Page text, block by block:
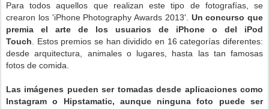
Para todos aquellos que realizan este tipo de fotografías, se
crearon los 'iPhone Photography Awards 2013'. Un concurso que
premia el arte de los usuarios de iPhone o del iPod
Touch
Estos premios se han dividido en 16 categorías diferentes:
desde arquitectura, animales o lugares, hasta las tan famosas
fotos de comida.
Las imágenes pueden ser tomadas desde aplicaciones como
Instagram o Hipstamatic, aunque ninguna foto puede ser